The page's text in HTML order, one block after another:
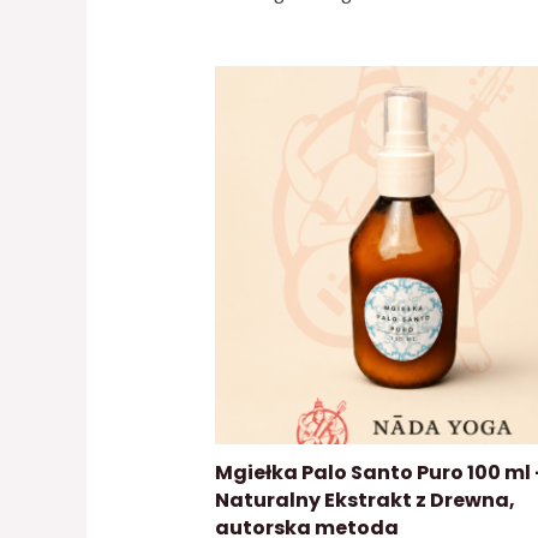
Mgiełka Palo Santo Puro 100 ml
Naturalny Ekstrakt z Drewna,
autorska metoda